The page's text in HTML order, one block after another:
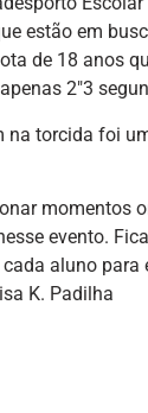
estão em
de 18 anos
2″3
torcida foi
momentos
evento.
aluno
K. Padilha